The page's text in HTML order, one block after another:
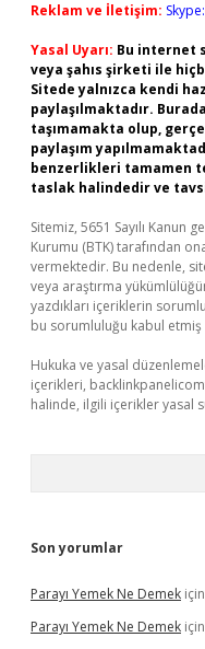
Reklam ve İletişim:
Yasal Uyarı: Bu internet
veya şahıs şirketi ile
Sitede yalnızca kendi
paylaşılmaktadır.
taşımamakta olup,
paylaşım
benzerlikleri tamamen
taslak halindedir ve
Sitemiz, 5651 Sayılı Kanun
Kurumu (BTK) tarafından
vermektedir. Bu nedenle,
veya araştırma
yazdıkları içeriklerin
bu sorumluluğu kabul etmiş
Hukuka ve yasal
içerikleri,
halinde, ilgili içerikler yasal
Son yorumlar
Parayı Yemek Ne Demek için
Parayı Yemek Ne Demek için